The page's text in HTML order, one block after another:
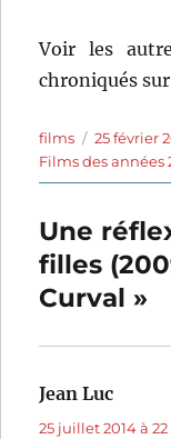
Voir les
chroniqués
Auteur
films
Publié
le
25 février
Films des années
Une
filles
Curval »
Jean Luc
25 juillet 2014 à